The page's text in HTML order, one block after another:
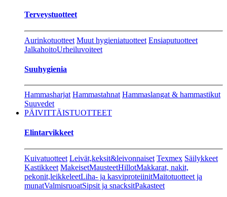
Terveystuotteet
Aurinkotuotteet Muut hygieniatuotteet Ensiaputuotteet
JalkahoitoUrheiluvoiteet
Suuhygienia
Hammasharjat Hammastahnat Hammaslangat & hammastikut
Suuvedet
PÄIVITTÄISTUOTTEET
Elintarvikkeet
Kuivatuotteet Leivät,keksit&leivonnaiset Texmex Säilykkeet
Kastikkeet MakeisetMausteetHillotMakkarat, nakit,
pekonit,leikkeleetLiha- ja kasviproteiinitMaitotuotteet ja
munatValmisruoatSipsit ja snacksitPakasteet